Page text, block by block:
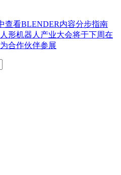
查看BLENDER内容分步指南
形机器人产业大会将于下周在
合作伙伴参展